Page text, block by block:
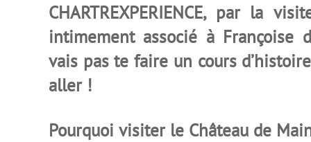
CHARTREXPERIENCE, par la
intimement associé à Françoise
vais pas te faire un cours
aller !
Pourquoi visiter le Château de